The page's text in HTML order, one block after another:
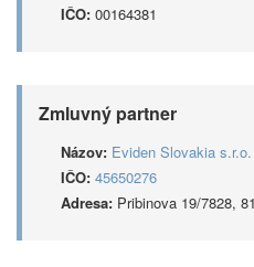
IČO: 00164381
Zmluvný partner
Názov: Eviden Slovakia s.r.o.
IČO: 45650276
Adresa: Pribinova 19/7828,